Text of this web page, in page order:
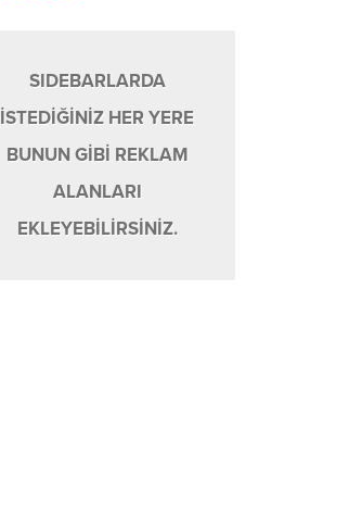
SIDEBARLARDA
İSTEDİĞİNİZ HER YERE
BUNUN GİBİ REKLAM
ALANLARI
EKLEYEBİLİRSİNİZ.